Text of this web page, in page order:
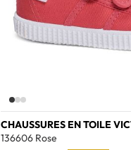
CHAUSSURES EN TOILE
136606 Rose